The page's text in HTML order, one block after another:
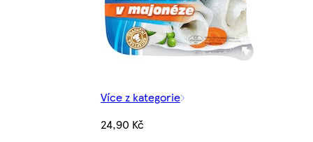
Více z kategorie
24,90 Kč